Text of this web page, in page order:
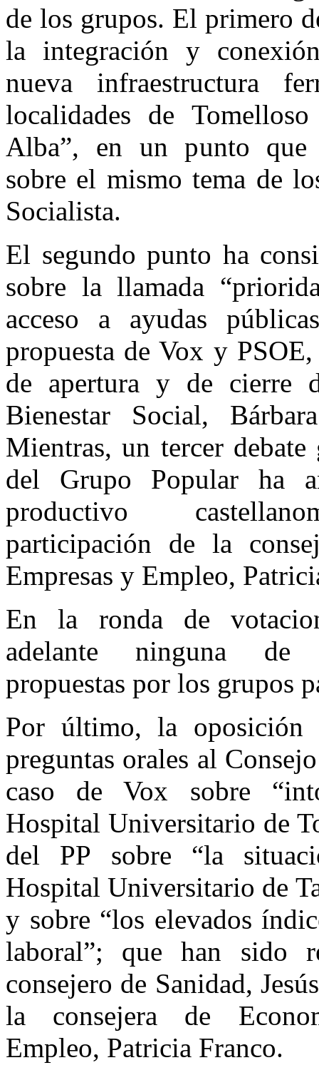
de los grupos. El primero
la integración y
nueva infraestructura
localidades de
Alba”, en un punto que
sobre el mismo tema de
Socialista.
El segundo punto ha
sobre la llamada
acceso a ayudas
propuesta de Vox y
de apertura y de cierre
Bienestar Social,
Mientras, un tercer
del Grupo Popular ha
productivo
participación de la
Empresas y Empleo,
En la ronda de
adelante ninguna de
propuestas por los grupos
Por último, la oposición
preguntas orales al
caso de Vox sobre
Hospital Universitario de
del PP sobre “la
Hospital Universitario de
y sobre “los elevados
laboral”; que han sido
consejero de Sanidad,
la consejera de
Empleo, Patricia Franco.